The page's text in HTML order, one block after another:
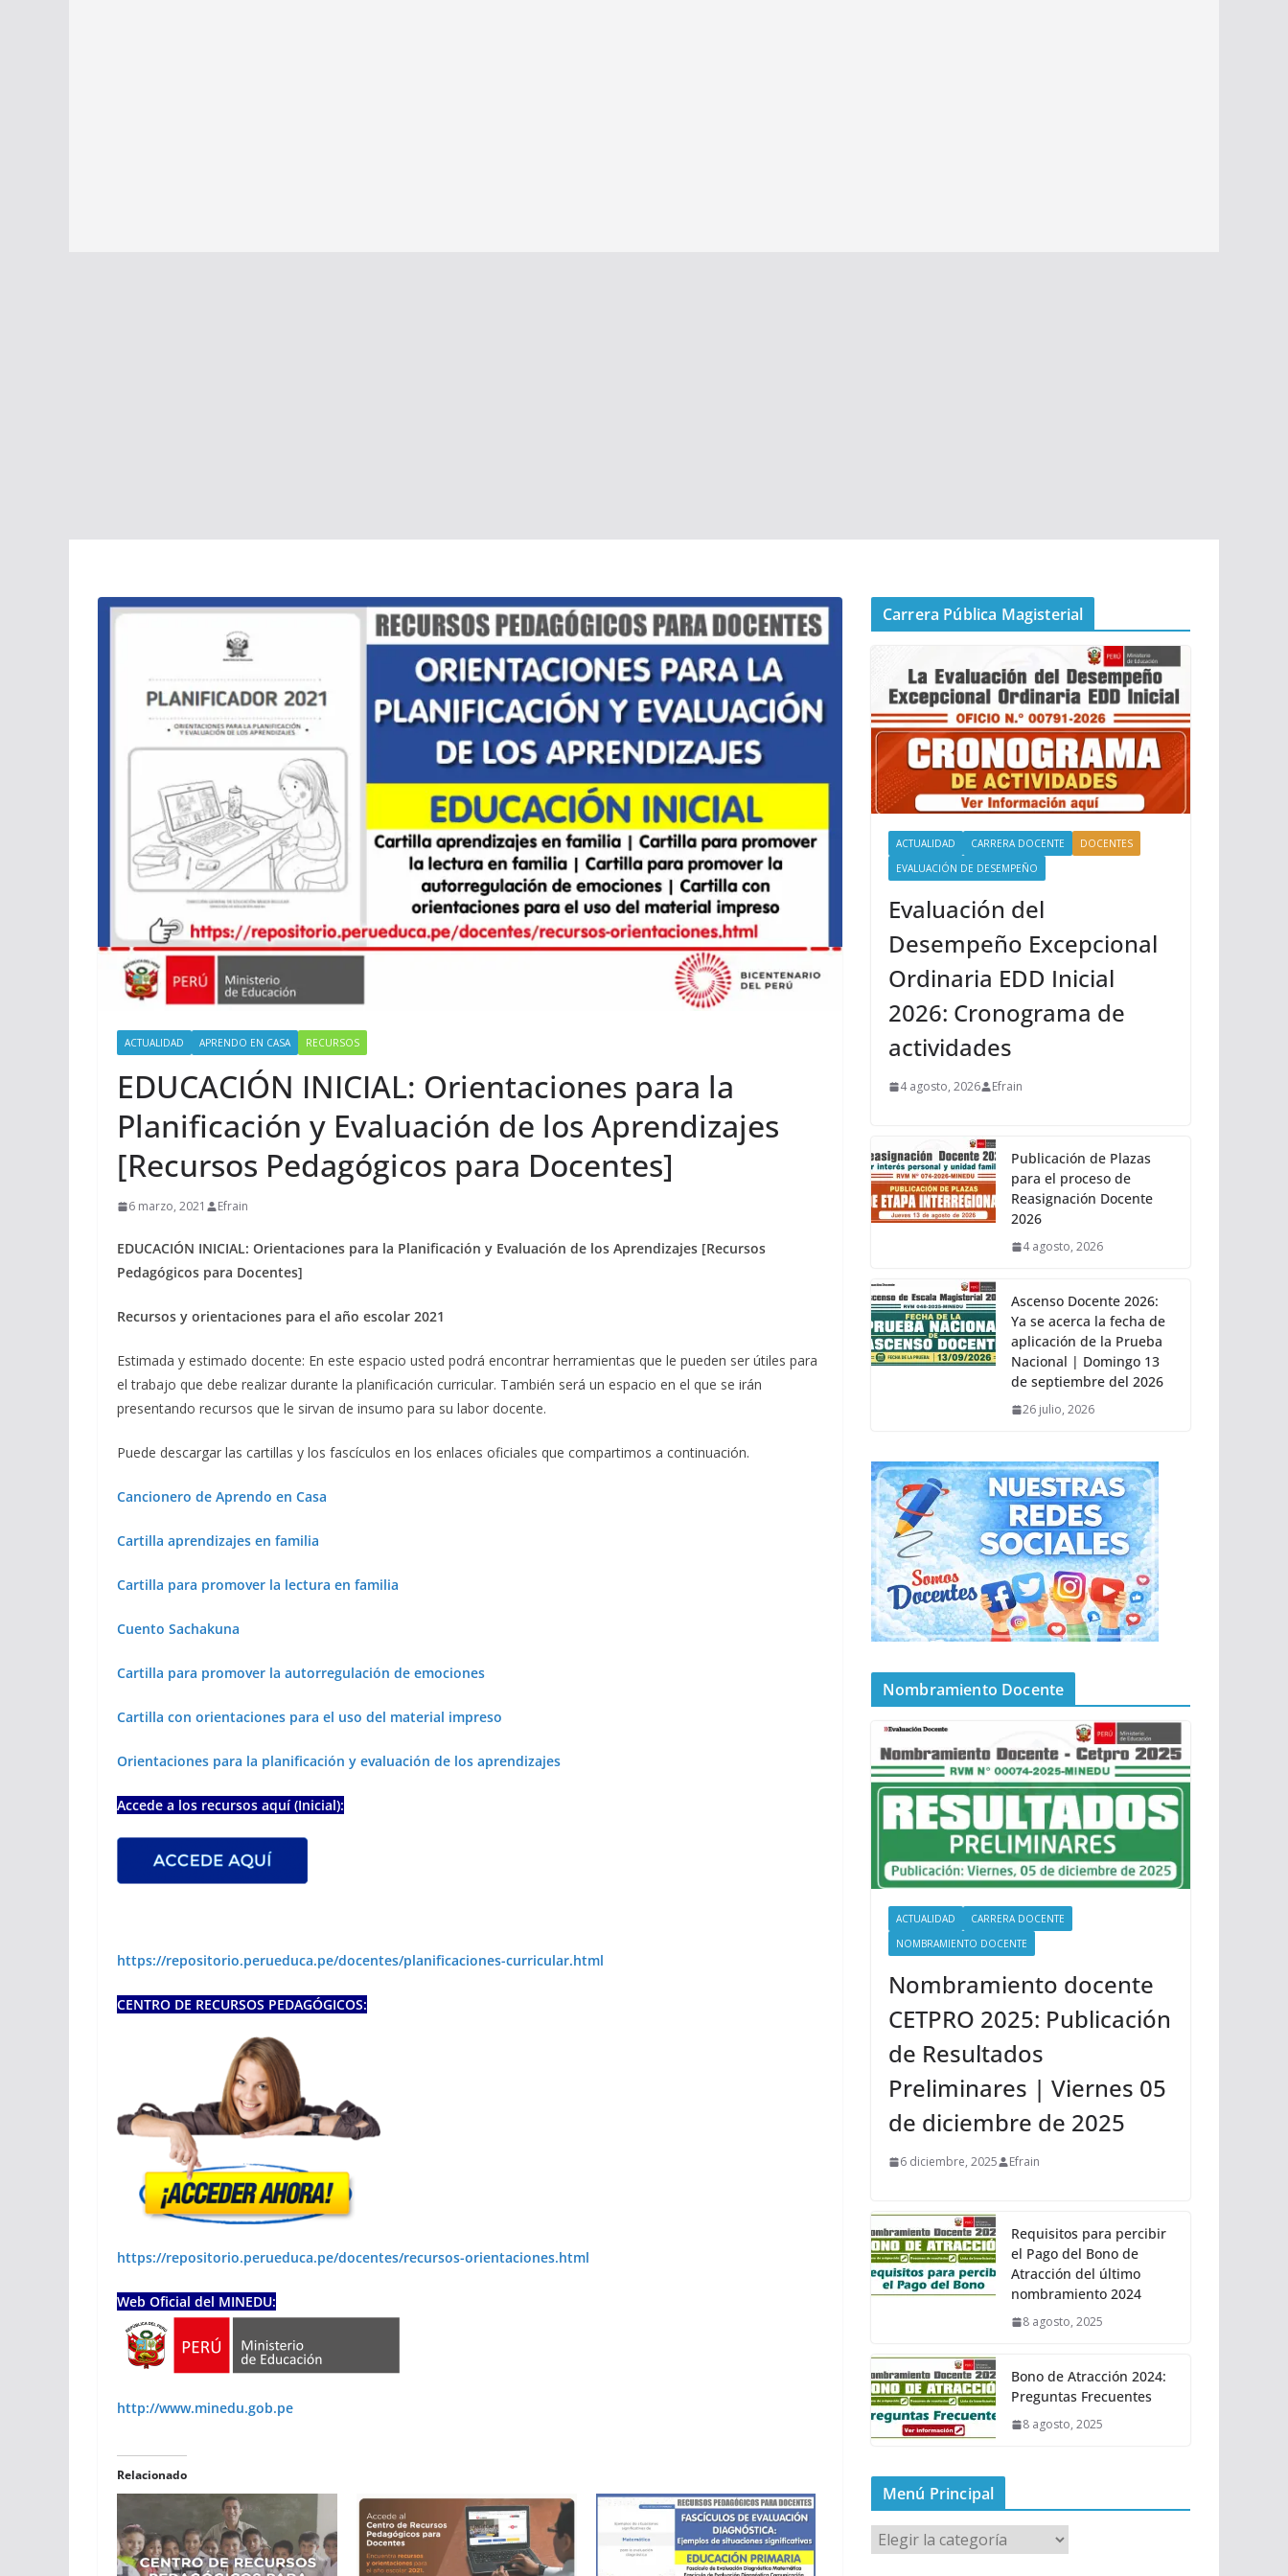
ACTUALIDAD APRENDO EN CASA RECURSOS
EDUCACIÓN INICIAL: Orientaciones para la
Planificación y Evaluación de los Aprendizajes
[Recursos Pedagógicos para Docentes]
6 marzo, 2021 Efrain
EDUCACIÓN INICIAL: Orientaciones para la Planificación y Evaluación de los Aprendizajes [Recursos
Pedagógicos para Docentes]
Recursos y orientaciones para el año escolar 2021
Estimada y estimado docente: En este espacio usted podrá encontrar herramientas que le pueden ser útiles para
el trabajo que debe realizar durante la planificación curricular. También será un espacio en el que se irán
presentando recursos que le sirvan de insumo para su labor docente.
Puede descargar las cartillas y los fascículos en los enlaces oficiales que compartimos a continuación.
Cancionero de Aprendo en Casa
Cartilla aprendizajes en familia
Cartilla para promover la lectura en familia
Cuento Sachakuna
Cartilla para promover la autorregulación de emociones
Cartilla con orientaciones para el uso del material impreso
Orientaciones para la planificación y evaluación de los aprendizajes
Accede a los recursos aquí (Inicial):
https://repositorio.perueduca.pe/docentes/planificaciones-curricular.html
CENTRO DE RECURSOS PEDAGÓGICOS:
https://repositorio.perueduca.pe/docentes/recursos-orientaciones.html
Web Oficial del MINEDU:
http://www.minedu.gob.pe
Relacionado
Carrera Pública Magisterial
ACTUALIDAD CARRERA DOCENTE
DOCENTES
EVALUACIÓN DE DESEMPEÑO
Evaluación del
Desempeño Excepcional
Ordinaria EDD Inicial
2026: Cronograma de
actividades
4 agosto, 2026 Efrain
Publicación de Plazas
para el proceso de
Reasignación Docente
2026
4 agosto, 2026
Ascenso Docente 2026:
Ya se acerca la fecha de
aplicación de la Prueba
Nacional | Domingo 13
de septiembre del 2026
26 julio, 2026
Nombramiento Docente
ACTUALIDAD
CARRERA DOCENTE
NOMBRAMIENTO DOCENTE
Nombramiento docente
CETPRO 2025: Publicación
de Resultados
Preliminares | Viernes 05
de diciembre de 2025
6 diciembre, 2025 Efrain
Requisitos para percibir
el Pago del Bono de
Atracción del último
nombramiento 2024
8 agosto, 2025
Bono de Atracción 2024:
Preguntas Frecuentes
8 agosto, 2025
Menú Principal
M
e